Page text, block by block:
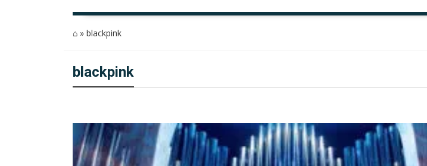
⌂ » blackpink
blackpink